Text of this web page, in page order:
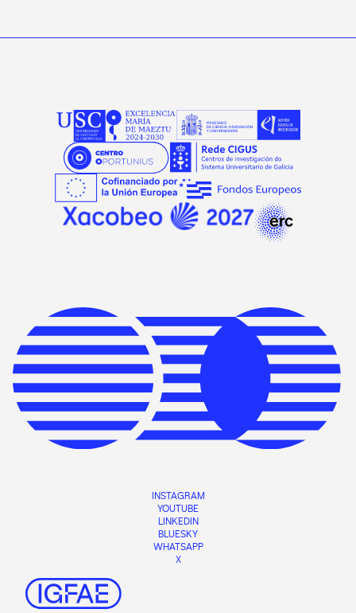
INSTAGRAM
YOUTUBE
LINKEDIN
BLUESKY
WHATSAPP
X